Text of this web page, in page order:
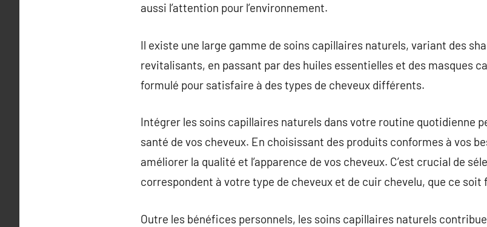
aussi l’attention pour l’environnement.
Il existe une large gamme de soins capillaires naturels, variant des
revitalisants, en passant par des huiles essentielles et des masques
formulé pour satisfaire à des types de cheveux différents.
Intégrer les soins capillaires naturels dans votre routine quotidienne
santé de vos cheveux. En choisissant des produits conformes à vos
améliorer la qualité et l’apparence de vos cheveux. C’est crucial de
correspondent à votre type de cheveux et de cuir chevelu, que ce soit
Outre les bénéfices personnels, les soins capillaires naturels